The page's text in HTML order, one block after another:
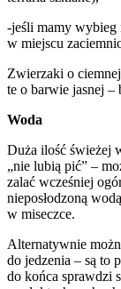
-jeśli mamy wybieg
w miejscu
Zwierzaki o
te o barwie jasnej –
Woda
Duża ilość świeżej
„nie lubią pić” –
zalać wcześniej
nieposłodzoną
w miseczce.
Alternatywnie
do jedzenia – są to
do końca sprawdzi